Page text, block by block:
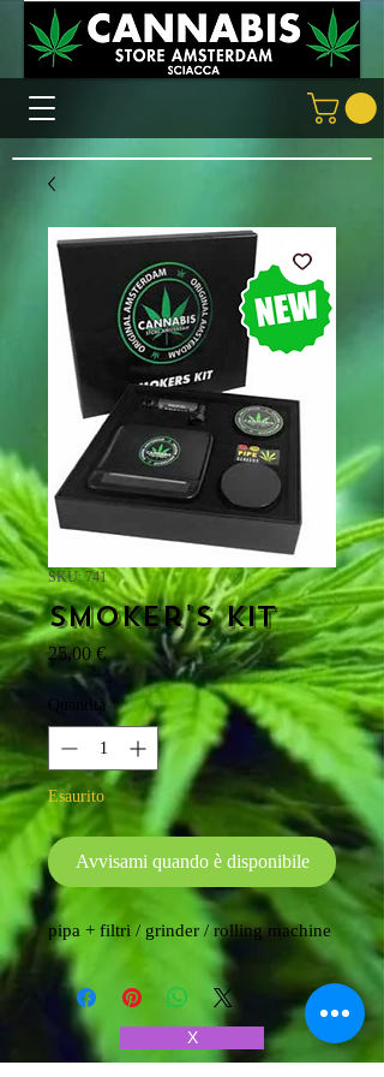
SKU: 741
Smoker's Kit
25,00 €Prezzo
Quantità *
Esaurito
Avvisami quando è disponibile
pipa + filtri / grinder / rolling machine
X